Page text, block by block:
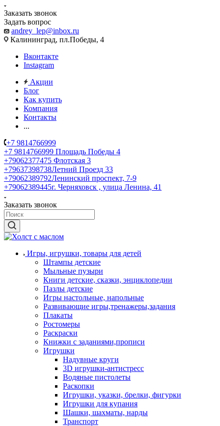
Заказать звонок
Задать вопрос
andrey_lep@inbox.ru
Калининград, пл.Победы, 4
Вконтакте
Instagram
Акции
Блог
Как купить
Компания
Контакты
...
+7 9814766999
+7 9814766999 Площадь Победы 4
+79062377475 Флотская 3
+79637398738Летний Проезд 33
+79062389792Ленинский проспект, 7-9
+79062389445г. Черняховск , улица Ленина, 41
Заказать звонок
Игры, игрушки, товары для детей
Штампы детские
Мыльные пузыри
Книги детские, сказки, энциклопедии
Пазлы детские
Игры настольные, напольные
Развивающие игры,тренажеры,задания
Плакаты
Ростомеры
Раскраски
Книжки с заданиями,прописи
Игрушки
Надувные круги
3D игрушки-антистресс
Водяные пистолеты
Раскопки
Игрушки, указки, брелки, фигурки
Игрушки для купания
Шашки, шахматы, нарды
Транспорт